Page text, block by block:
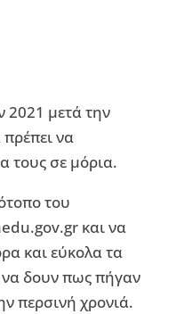
2021 μετά την
να
τους σε μόρια.
του
και να
και εύκολα τα
να δουν πως πήγαν
περσινή χρονιά.